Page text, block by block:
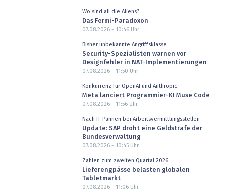
Wo sind all die Aliens?
Das Fermi-Paradoxon
07.08.2026 - 10:46Uhr
Bisher unbekannte Angriffsklasse
Security-Spezialisten warnen vor
Designfehler in NAT-Implementierungen
07.08.2026 - 11:50 Uhr
Konkurrenz für OpenAI und Anthropic
Meta lanciert Programmier-KI Muse Code
07.08.2026 - 11:56Uhr
Nach IT-Pannen bei Arbeitsvermittlungsstellen
Update: SAP droht eine Geldstrafe der
Bundesverwaltung
07.08.2026 - 10:45Uhr
Zahlen zum zweiten Quartal 2026
Lieferengpässe belasten globalen
Tabletmarkt
07.08.2026 - 11:06Uhr